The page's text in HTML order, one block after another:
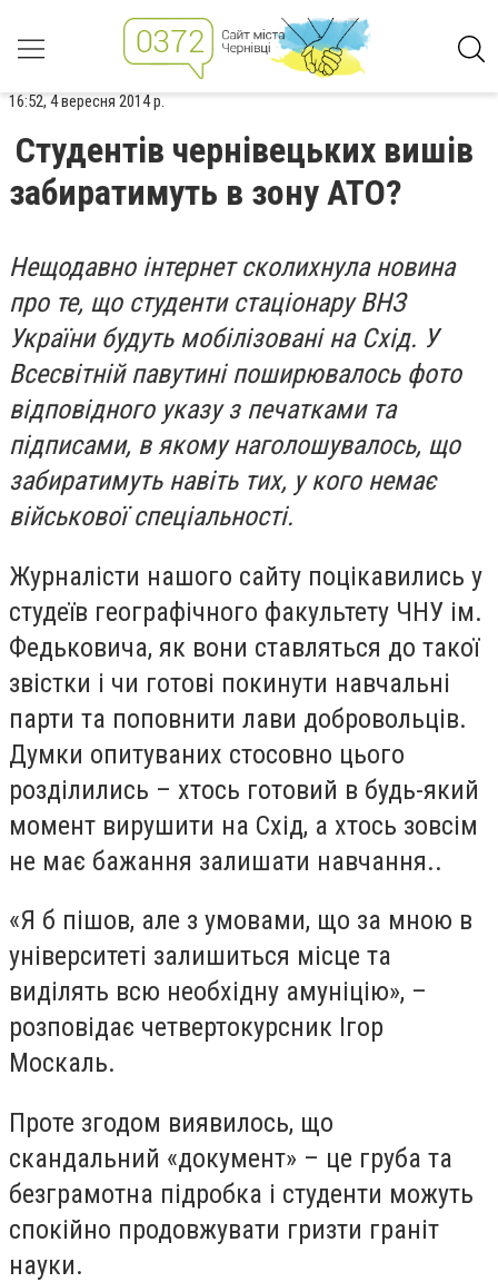
16:52, 4 вересня 2014 р.
Студентів чернівецьких вишів
забиратимуть в зону АТО?
Нещодавно інтернет сколихнула новина
про те, що студенти стаціонару ВНЗ
України будуть мобілізовані на Схід. У
Всесвітній павутині поширювалось фото
відповідного указу з печатками та
підписами, в якому наголошувалось, що
забиратимуть навіть тих, у кого немає
військової спеціальності.
Журналісти нашого сайту поцікавились у
студеїв географічного факультету ЧНУ ім.
Федьковича, як вони ставляться до такої
звістки і чи готові покинути навчальні
парти та поповнити лави добровольців.
Думки опитуваних стосовно цього
розділились – хтось готовий в будь-який
момент вирушити на Схід, а хтось зовсім
не має бажання залишати навчання..
«Я б пішов, але з умовами, що за мною в
університеті залишиться місце та
виділять всю необхідну амуніцію», –
розповідає четвертокурсник Ігор
Москаль.
Проте згодом виявилось, що
скандальний «документ» – це груба та
безграмотна підробка і студенти можуть
спокійно продовжувати гризти граніт
науки.